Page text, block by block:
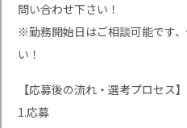
問い合わせ下さい！
※勤務開始日はご相談可能です
い！
【応募後の流れ・選考プロセス】
1.応募